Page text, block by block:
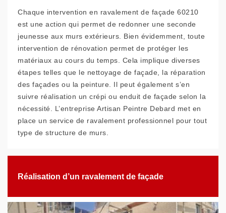
Chaque intervention en ravalement de façade 60210
est une action qui permet de redonner une seconde
jeunesse aux murs extérieurs. Bien évidemment, toute
intervention de rénovation permet de protéger les
matériaux au cours du temps. Cela implique diverses
étapes telles que le nettoyage de façade, la réparation
des façades ou la peinture. Il peut également s’en
suivre réalisation un crépi ou enduit de façade selon la
nécessité. L’entreprise Artisan Peintre Debard met en
place un service de ravalement professionnel pour tout
type de structure de murs.
Réalisation d’un ravalement de façade